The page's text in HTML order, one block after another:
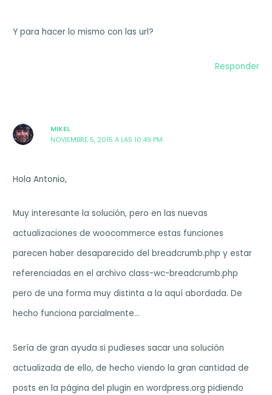
Y para hacer lo mismo con las url?
Responder
MIKEL
NOVIEMBRE 5, 2015 A LAS 10:49 PM
Hola Antonio,
Muy interesante la solución, pero en las nuevas
actualizaciones de woocommerce estas funciones
parecen haber desaparecido del breadcrumb.php y estar
referenciadas en el archivo class-wc-breadcrumb.php
pero de una forma muy distinta a la aquí abordada. De
hecho funciona parcialmente…
Sería de gran ayuda si pudieses sacar una solución
actualizada de ello, de hecho viendo la gran cantidad de
posts en la página del plugin en wordpress.org pidiendo